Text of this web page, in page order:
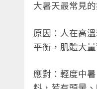
大暑天最常見
原因：人在高
平衡，肌體大
應對：輕度中